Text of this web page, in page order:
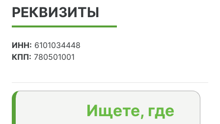
РЕКВИЗИТЫ
ИНН: 6101034448
КПП: 780501001
Ищете, где